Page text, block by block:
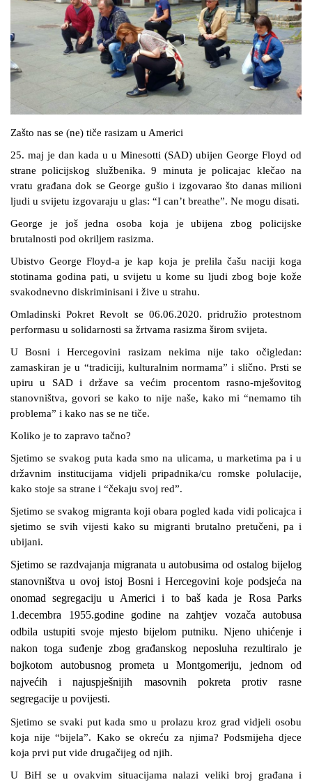
Zašto nas se (ne) tiče rasizam u Americi
25. maj je dan kada u u Minesotti (SAD) ubijen George Floyd od
strane policijskog službenika. 9 minuta je policajac klečao na
vratu građana dok se George gušio i izgovarao što danas milioni
ljudi u svijetu izgovaraju u glas: “I can’t breathe”. Ne mogu disati.
George je još jedna osoba koja je ubijena zbog policijske
brutalnosti pod okriljem rasizma.
Ubistvo George Floyd-a je kap koja je prelila čašu naciji koga
stotinama godina pati, u svijetu u kome su ljudi zbog boje kože
svakodnevno diskriminisani i žive u strahu.
Omladinski Pokret Revolt se 06.06.2020. pridružio protestnom
performasu u solidarnosti sa žrtvama rasizma širom svijeta.
U Bosni i Hercegovini rasizam nekima nije tako očigledan:
zamaskiran je u “tradiciji, kulturalnim normama” i slično. Prsti se
upiru u SAD i države sa većim procentom rasno-mješovitog
stanovništva, govori se kako to nije naše, kako mi “nemamo tih
problema” i kako nas se ne tiče.
Koliko je to zapravo tačno?
Sjetimo se svakog puta kada smo na ulicama, u marketima pa i u
državnim institucijama vidjeli pripadnika/cu romske polulacije,
kako stoje sa strane i “čekaju svoj red”.
Sjetimo se svakog migranta koji obara pogled kada vidi policajca i
sjetimo se svih vijesti kako su migranti brutalno pretučeni, pa i
ubijani.
Sjetimo se razdvajanja migranata u autobusima od ostalog bijelog
stanovništva u ovoj istoj Bosni i Hercegovini koje podsjeća na
onomad segregaciju u Americi i to baš kada je Rosa Parks
1.decembra 1955.godine godine na zahtjev vozača autobusa
odbila ustupiti svoje mjesto bijelom putniku. Njeno uhićenje i
nakon toga suđenje zbog građanskog neposluha rezultiralo je
bojkotom autobusnog prometa u Montgomeriju, jednom od
najvećih i najuspješnijih masovnih pokreta protiv rasne
segregacije u povijesti.
Sjetimo se svaki put kada smo u prolazu kroz grad vidjeli osobu
koja nije “bijela”. Kako se okreću za njima? Podsmijeha djece
koja prvi put vide drugačijeg od njih.
U BiH se u ovakvim situacijama nalazi veliki broj građana i